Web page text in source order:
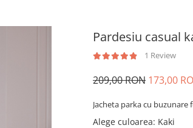
Pardesiu casual
1 Review
209,00 RON 173,00
Jacheta parka cu buzunare
Alege culoarea: Kaki